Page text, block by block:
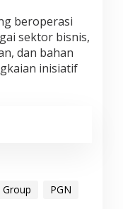
beroperasi
sektor bisnis,
dan bahan
inisiatif
PGN